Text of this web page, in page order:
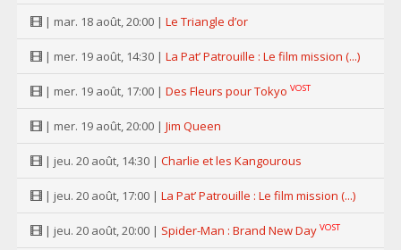
| mar. 18 août, 20:00 | Le Triangle d’or
| mer. 19 août, 14:30 | La Pat’ Patrouille : Le film mission (...)
| mer. 19 août, 17:00 | Des Fleurs pour Tokyo VOST
| mer. 19 août, 20:00 | Jim Queen
| jeu. 20 août, 14:30 | Charlie et les Kangourous
| jeu. 20 août, 17:00 | La Pat’ Patrouille : Le film mission (...)
| jeu. 20 août, 20:00 | Spider-Man : Brand New Day VOST